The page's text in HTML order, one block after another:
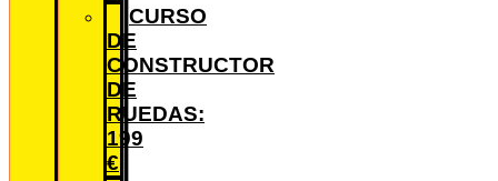
CURSO
DE
CONSTRUCTOR
DE
RUEDAS:
199
€